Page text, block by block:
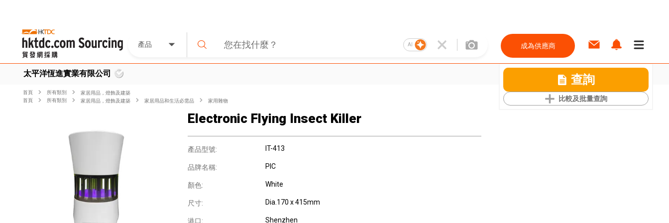
產品 AI 成為供應商
太平洋恆進實業有限公司 查詢
比較及批量查詢
首頁 所有類別
家居用品，燈飾及建築
首頁
所有類別 家居用品，燈飾及建築 家居用品和生活必需品 家用雜物
Electronic Flying Insect Killer
產品型號: IT-413
品牌名稱: PIC
顏色: White
尺寸: Dia.170 x 415mm
港口: Shenzhen